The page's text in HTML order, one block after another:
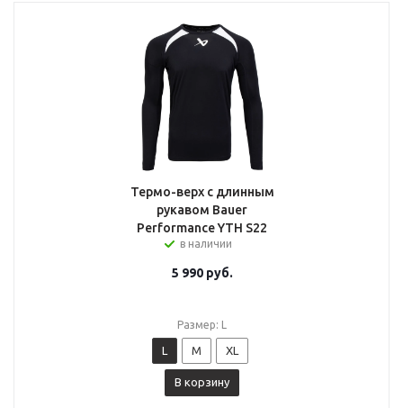
Термо-верх с длинным
рукавом Bauer
Performance YTH S22
в наличии
5 990руб.
Размер: L
L M XL
В корзину